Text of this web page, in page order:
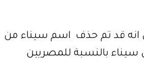
انه قد تم حذف اسم سيناء من
بالنسبة للمصريين